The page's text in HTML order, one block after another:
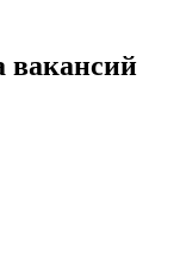
вакансий